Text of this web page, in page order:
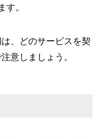
す。
、どのサービスを契
意しましょう。